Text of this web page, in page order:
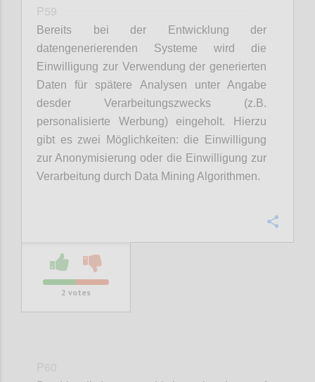
P59
Bereits bei der Entwicklung der
datengenerierenden Systeme wird die
Einwilligung zur Verwendung der generierten
Daten für spätere Analysen unter Angabe
desder Verarbeitungszwecks (z.B.
personalisierte Werbung) eingeholt. Hierzu
gibt es zwei Möglichkeiten: die Einwilligung
zur Anonymisierung oder die Einwilligung zur
Verarbeitung durch Data Mining Algorithmen.
2 votes